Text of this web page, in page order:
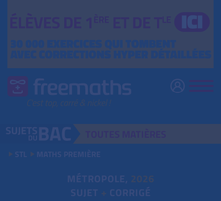
STL MATHS PREMIÈRE
MÉTROPOLE, 2026
SUJET + CORRIGÉ